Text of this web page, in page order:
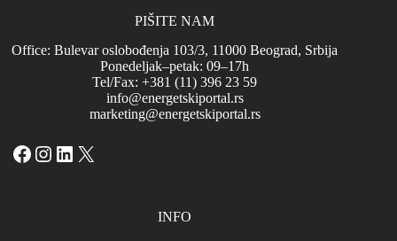
PIŠITE NAM
Office: Bulevar oslobođenja 103/3, 11000 Beograd, Srbija
Ponedeljak–petak: 09–17h
Tel/Fax: +381 (11) 396 23 59
info@energetskiportal.rs
marketing@energetskiportal.rs
Facebook
Instagram
LinkedIn
X
INFO